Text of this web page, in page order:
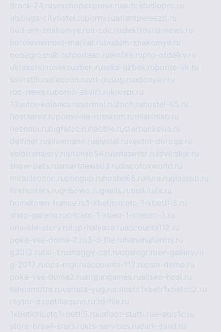
itrack-24.rusexshopexpress.ruautostudiopro.ru
alabuga-cityhotel.rupornv.ruatlantpereezd.ru
bud-em-znakomye.rua-cdc.ruelektrostal-news.ru
korolevremont-market.rubudem-znakomye.ru
oooagrosnab.rufpodaso.ruemfire.rupro-otdelky.ru
ukrasotki.ruseksuzbek.ruseks-uzbek.ruporno-vk.ru
sovratili.ruolecoon.ruvd-dosug.ruadonyev.ru
rbc-news.ruporno-skvirt.rukrospr.ru
13autor-kolonka.rusormol.ru2rich.ru hostel-65.ru
hostserve.ruporno-na-russkom.ru mishinlab.ru
neznobi.rubigfatcc.ru habble.rustarbucksvia.ru
delfinet.rusilvernano.ruelestal.ruvektor-doroga.ru
velotrenajery.rupronso54.ru lenasever.ru lovinskix.ru
show-pets.rusmartnews03.rudiscofoxworld.ru
miraclecoon.rupongup.ru hostel65.ru liura.ruglasspb.ru
firehunters.rugribowo.rugnalis.rubulkitula.ru
hometown-france.ru1-xbeticricetc-1-xbetti-5.ru
shop-garena.rucricetc-1-xbetr-1-xbetcc-2.ru
one-life-story.rutop-halyava.ruaccounts112.ru
poka-vse-doma-2.ru3-d-file.ru hahahaharms.ru
g2012.rutst-1.rushaggy-cat.ruopsmgr.ruev-gallery.ru
g-2012.ruops-mgr.ruaccounts-112.rucsm-demo.ru
poka-vse-doma2.ruairgungames.ruallseo-host.ru
tehosmotre.ruvarieta-yug.rucricetc1xbetr1xbetcc2.ru
raytor-d.ruatillagunn.ru3d-file.ru
1xbeticricetc1xbetti5.ruuafoot-statti.rue-abis1c.ru
store-brawl-stars.rukts-services.rudark-sand.ru